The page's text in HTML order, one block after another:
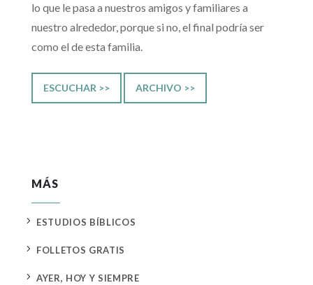
lo que le pasa a nuestros amigos y familiares a
nuestro alrededor, porque si no, el final podría ser
como el de esta familia.
ESCUCHAR >> ARCHIVO >>
MÁS
5 ESTUDIOS BÍBLICOS
5 FOLLETOS GRATIS
5 AYER, HOY Y SIEMPRE